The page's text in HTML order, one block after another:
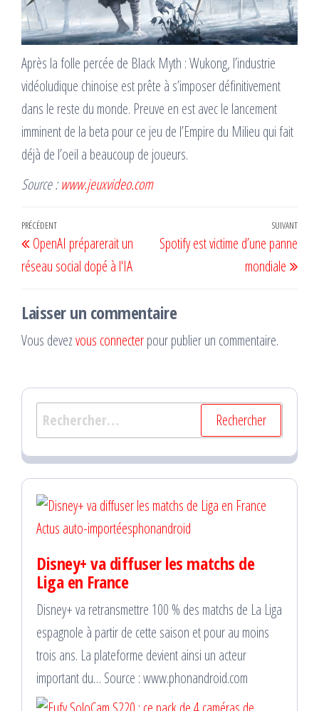
Après la folle percée de Black Myth : Wukong, l’industrie
vidéoludique chinoise est prête à s’imposer définitivement
dans le reste du monde. Preuve en est avec le lancement
imminent de la beta pour ce jeu de l’Empire du Milieu qui fait
déjà de l’oeil a beaucoup de joueurs.
Source :www.jeuxvideo.com
Navigation
de
l’article
Article
précédent
PRÉCÉDENT
OpenAI préparerait un
réseau social dopé à l'IA
SUIVANT
Spotify est victime d’une panne
mondiale
Laisser un commentaire
Vous devezvous connecterpour publier un commentaire.
Rechercher :
Actus auto-importéesphonandroid
Disney+ va diffuser les matchs de
Liga en France
Disney+ va retransmettre 100 % des matchs de La Liga
espagnole à partir de cette saison et pour au moins
trois ans. La plateforme devient ainsi un acteur
important du… Source : www.phonandroid.com